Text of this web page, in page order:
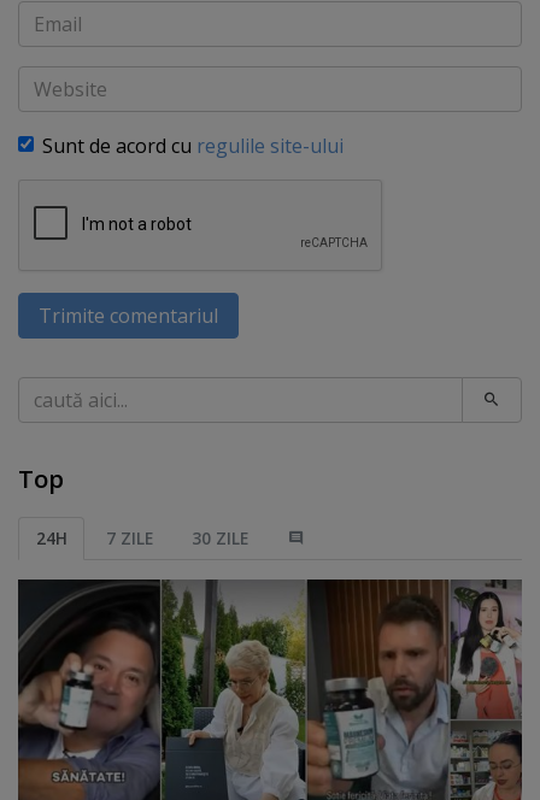
Email
Website
Sunt de acord cu regulile site-ului
Trimite comentariul
Caută
Top
24H 7 ZILE 30 ZILE